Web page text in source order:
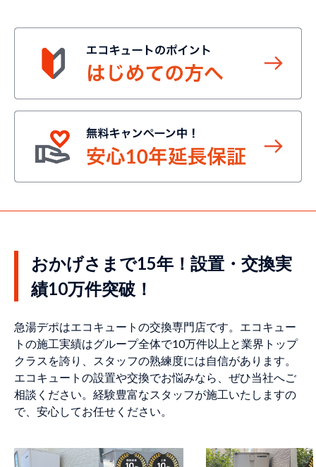
おかげさまで15年！設置・交換実
績10万件突破！
急湯デポはエコキュートの交換専門店です。エコキュー
トの施工実績はグループ全体で10万件以上と業界トップ
クラスを誇り、スタッフの熟練度には自信があります。
エコキュートの設置や交換でお悩みなら、ぜひ当社へご
相談ください。経験豊富なスタッフが施工いたしますの
で、安心してお任せください。